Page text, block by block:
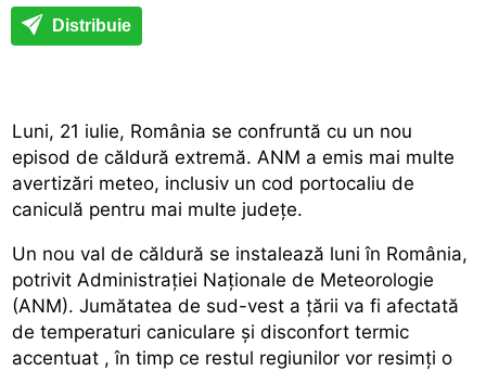
Distribuie
Luni, 21 iulie, România se confruntă cu un nou
episod de căldură extremă. ANM a emis mai multe
avertizări meteo, inclusiv un cod portocaliu de
caniculă pentru mai multe județe.
Un nou val de căldură se instalează luni în România,
potrivit Administrației Naționale de Meteorologie
(ANM). Jumătatea de sud-vest a țării va fi afectată
detemperaturi caniculare și disconfort termic
accentuat , în timp ce restul regiunilor vor resimți o